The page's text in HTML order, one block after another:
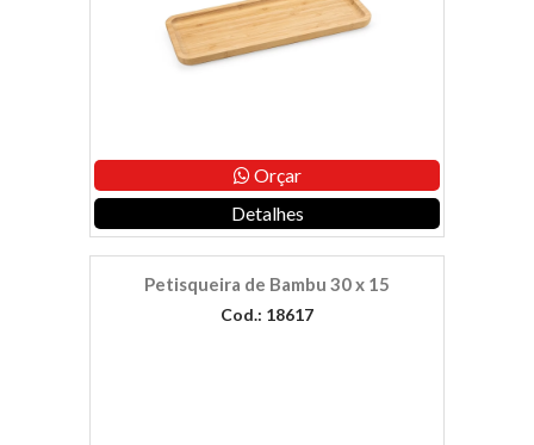
Orçar
Detalhes
Petisqueira de Bambu 30 x 15
Cod.: 18617